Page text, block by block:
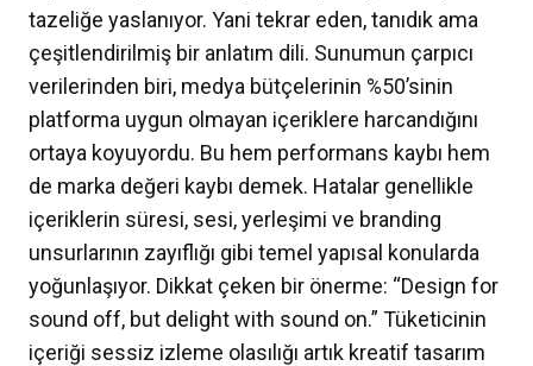
tazeliğe yaslanıyor. Yani tekrar eden, tanıdık ama
çeşitlendirilmiş bir anlatım dili. Sunumun çarpıcı
verilerinden biri, medya bütçelerinin %50’sinin
platforma uygun olmayan içeriklere harcandığını
ortaya koyuyordu. Bu hem performans kaybı hem
de marka değeri kaybı demek. Hatalar genellikle
içeriklerin süresi, sesi, yerleşimi ve branding
unsurlarının zayıflığı gibi temel yapısal konularda
yoğunlaşıyor. Dikkat çeken bir önerme: “Design for
sound off, but delight with sound on.” Tüketicinin
içeriği sessiz izleme olasılığı artık kreatif tasarım